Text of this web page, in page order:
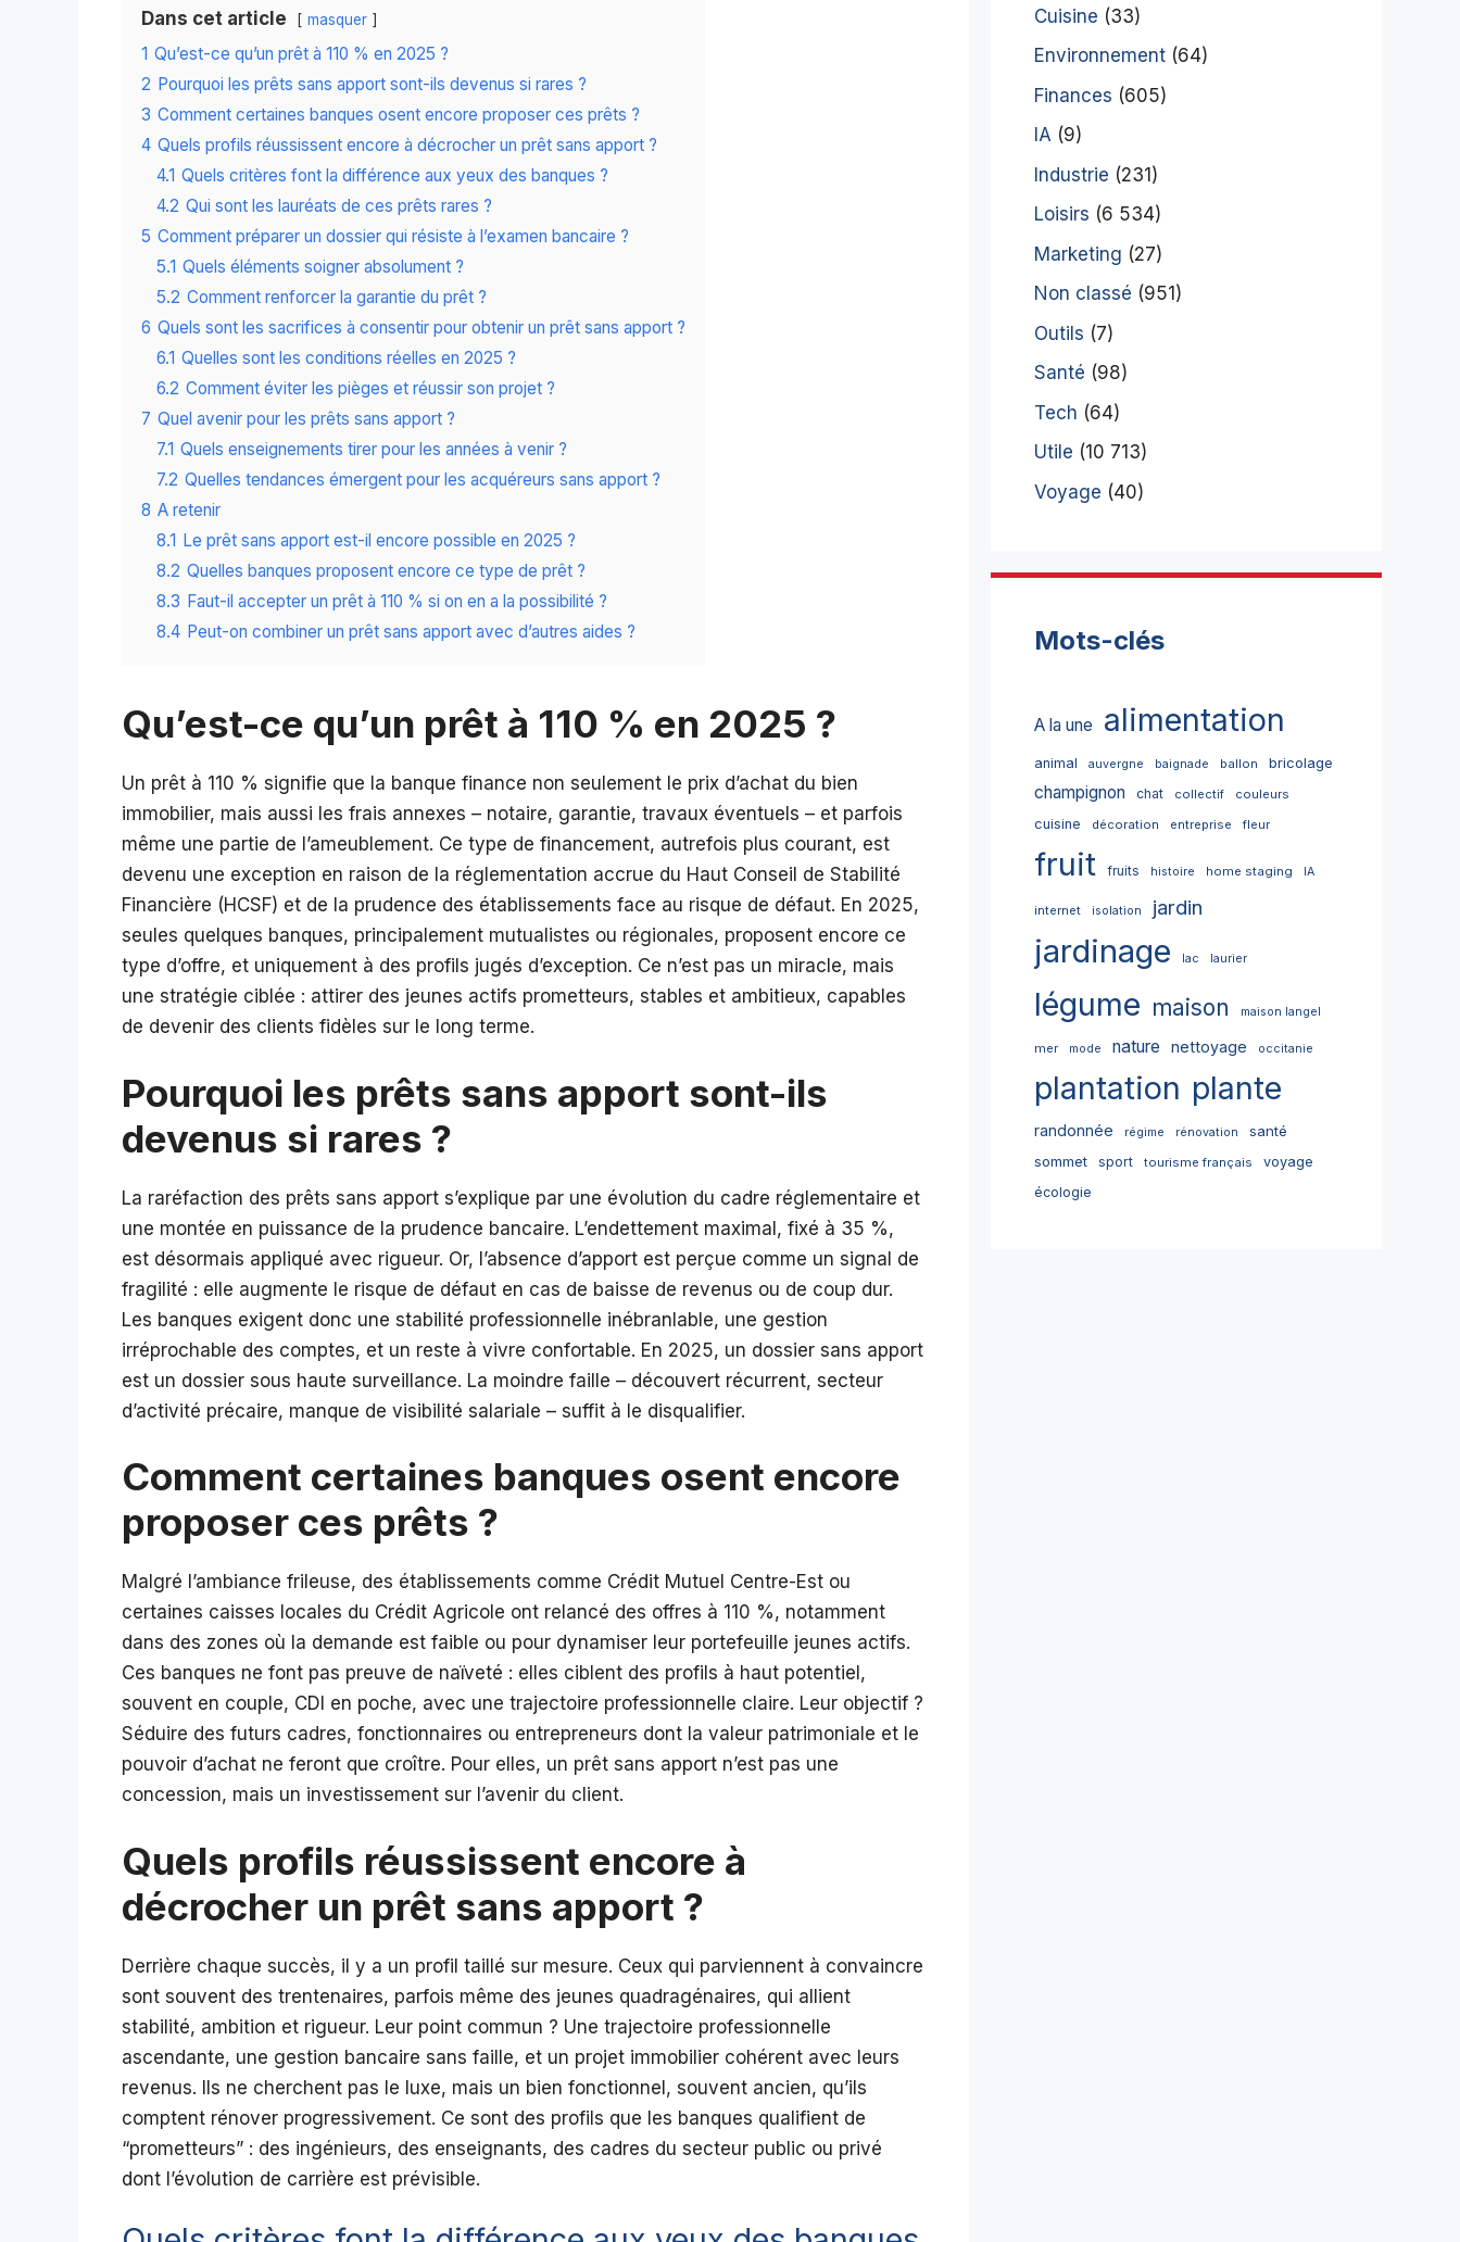
Dans cet article masquer
1 Qu’est-ce qu’un prêt à 110 % en 2025 ?
2 Pourquoi les prêts sans apport sont-ils devenus si rares ?
3 Comment certaines banques osent encore proposer ces prêts ?
4 Quels profils réussissent encore à décrocher un prêt sans apport ?
4.1 Quels critères font la différence aux yeux des banques ?
4.2 Qui sont les lauréats de ces prêts rares ?
5 Comment préparer un dossier qui résiste à l’examen bancaire ?
5.1 Quels éléments soigner absolument ?
5.2 Comment renforcer la garantie du prêt ?
6 Quels sont les sacrifices à consentir pour obtenir un prêt sans apport ?
6.1 Quelles sont les conditions réelles en 2025 ?
6.2 Comment éviter les pièges et réussir son projet ?
7 Quel avenir pour les prêts sans apport ?
7.1 Quels enseignements tirer pour les années à venir ?
7.2 Quelles tendances émergent pour les acquéreurs sans apport ?
8 A retenir
8.1 Le prêt sans apport est-il encore possible en 2025 ?
8.2 Quelles banques proposent encore ce type de prêt ?
8.3 Faut-il accepter un prêt à 110 % si on en a la possibilité ?
8.4 Peut-on combiner un prêt sans apport avec d’autres aides ?
Qu’est-ce qu’un prêt à 110 % en 2025 ?
Un prêt à 110 % signifie que la banque finance non seulement le prix d’achat du bien
immobilier, mais aussi les frais annexes – notaire, garantie, travaux éventuels – et parfois
même une partie de l’ameublement. Ce type de financement, autrefois plus courant, est
devenu une exception en raison de la réglementation accrue du Haut Conseil de Stabilité
Financière (HCSF) et de la prudence des établissements face au risque de défaut. En 2025,
seules quelques banques, principalement mutualistes ou régionales, proposent encore ce
type d’offre, et uniquement à des profils jugés d’exception. Ce n’est pas un miracle, mais
une stratégie ciblée : attirer des jeunes actifs prometteurs, stables et ambitieux, capables
de devenir des clients fidèles sur le long terme.
Pourquoi les prêts sans apport sont-ils
devenus si rares ?
La raréfaction des prêts sans apport s’explique par une évolution du cadre réglementaire et
une montée en puissance de la prudence bancaire. L’endettement maximal, fixé à 35 %,
est désormais appliqué avec rigueur. Or, l’absence d’apport est perçue comme un signal de
fragilité : elle augmente le risque de défaut en cas de baisse de revenus ou de coup dur.
Les banques exigent donc une stabilité professionnelle inébranlable, une gestion
irréprochable des comptes, et un reste à vivre confortable. En 2025, un dossier sans apport
est un dossier sous haute surveillance. La moindre faille – découvert récurrent, secteur
d’activité précaire, manque de visibilité salariale – suffit à le disqualifier.
Comment certaines banques osent encore
proposer ces prêts ?
Malgré l’ambiance frileuse, des établissements comme Crédit Mutuel Centre-Est ou
certaines caisses locales du Crédit Agricole ont relancé des offres à 110 %, notamment
dans des zones où la demande est faible ou pour dynamiser leur portefeuille jeunes actifs.
Ces banques ne font pas preuve de naïveté : elles ciblent des profils à haut potentiel,
souvent en couple, CDI en poche, avec une trajectoire professionnelle claire. Leur objectif ?
Séduire des futurs cadres, fonctionnaires ou entrepreneurs dont la valeur patrimoniale et le
pouvoir d’achat ne feront que croître. Pour elles, un prêt sans apport n’est pas une
concession, mais un investissement sur l’avenir du client.
Quels profils réussissent encore à
décrocher un prêt sans apport ?
Derrière chaque succès, il y a un profil taillé sur mesure. Ceux qui parviennent à convaincre
sont souvent des trentenaires, parfois même des jeunes quadragénaires, qui allient
stabilité, ambition et rigueur. Leur point commun ? Une trajectoire professionnelle
ascendante, une gestion bancaire sans faille, et un projet immobilier cohérent avec leurs
revenus. Ils ne cherchent pas le luxe, mais un bien fonctionnel, souvent ancien, qu’ils
comptent rénover progressivement. Ce sont des profils que les banques qualifient de
“prometteurs” : des ingénieurs, des enseignants, des cadres du secteur public ou privé
dont l’évolution de carrière est prévisible.
Cuisine (33)
Environnement (64)
Finances (605)
IA (9)
Industrie (231)
Loisirs (6 534)
Marketing (27)
Non classé (951)
Outils (7)
Santé (98)
Tech (64)
Utile (10 713)
Voyage (40)
Mots-clés
A la une alimentation
animal auvergne baignade ballon bricolage
champignon chat collectif couleurs
cuisine décoration entreprise fleur
fruit fruits histoire home staging IA
internet isolation jardin
jardinage lac laurier
légume maison maison langel
mer mode nature nettoyage occitanie
plantation plante
randonnée régime rénovation
santé
sommet
sport tourisme français
voyage
écologie